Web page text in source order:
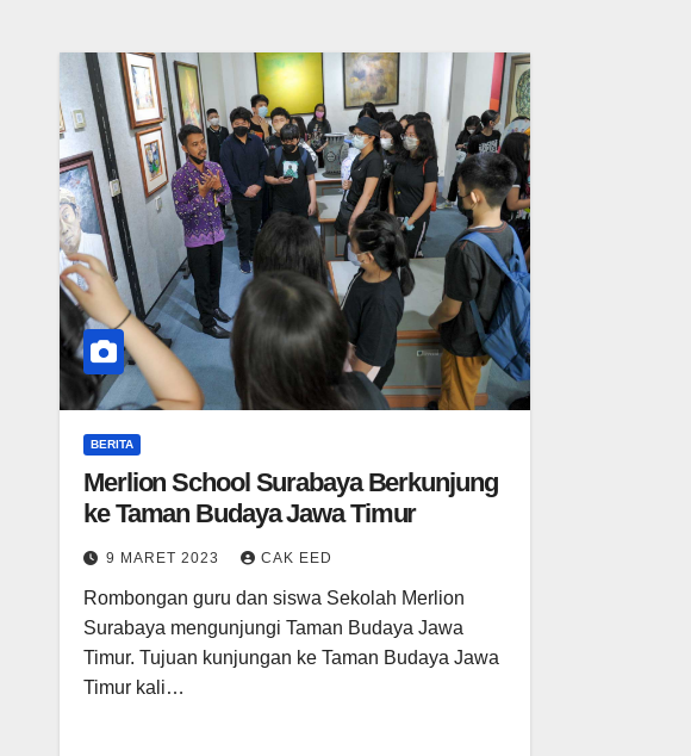
BERITA
Merlion School Surabaya Berkunjung
ke Taman Budaya Jawa Timur
9 MARET 2023 CAK EED
Rombongan guru dan siswa Sekolah Merlion
Surabaya mengunjungi Taman Budaya Jawa
Timur. Tujuan kunjungan ke Taman Budaya Jawa
Timur kali…